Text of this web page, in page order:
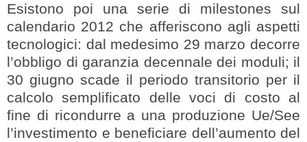
Esistono poi una serie di milestones sul
calendario 2012 che afferiscono agli aspetti
tecnologici: dal medesimo 29 marzo decorre
l’obbligo di garanzia decennale dei moduli; il
30 giugno scade il periodo transitorio per il
calcolo semplificato delle voci di costo al
fine di ricondurre a una produzione Ue/See
l’investimento e beneficiare dell’aumento del